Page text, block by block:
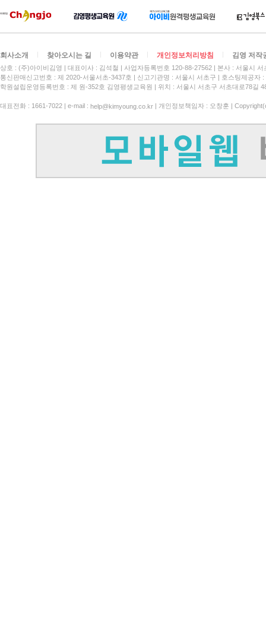
회사소개 찾아오시는 길 이용약관 개인정보처리방침 김영 저작
상호 : (주)아이비김영 대표이사 : 김석철 사업자등록번호 120-88-27562
본사 : 서울시
통신판매신고번호 : 제 2020-서울서초-3437호
신고기관명 : 서울시 서초구
호스팅제공자
학원설립운영등록번호 : 제 원-352호 김영평생교육원 | 위치 : 서울시 서초구 서초대로78길
대표전화 : 1661-7022 | e-mail : help@kimyoung.co.kr | 개인정보책임자 : 오창훈 |